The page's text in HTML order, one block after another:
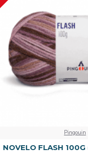
Pingouin
NOVELO FLASH